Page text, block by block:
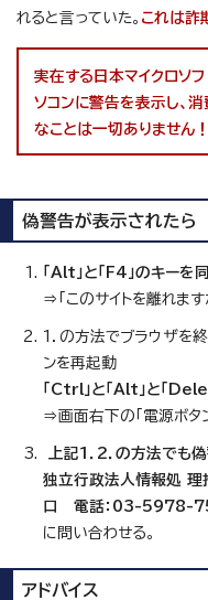
れると言っていた。 これは詐
実在する日本マイクロソ
ソコンに警告を表示し、
なことは一切ありません！
偽警告が表示されたら
「Alt」と「F4」のキーを
⇒「このサイトを離れます
1．の方法でブラウザを
ンを再起動
「Ctrl」と「Alt」と「
⇒画面右下の「電源ボタン
上記1．2．の方法でも
独立行政法人情報処 理
口 電話：03-5978-
に問い合わせる。
アドバイス